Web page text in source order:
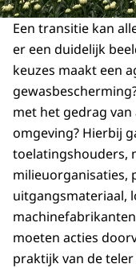
Een transitie kan
er een duidelijk
keuzes maakt een
met het gedrag
omgeving? Hierbij
toelatingshouders,
milieuorganisaties,
uitgangsmateriaal,
moeten acties
praktijk van de